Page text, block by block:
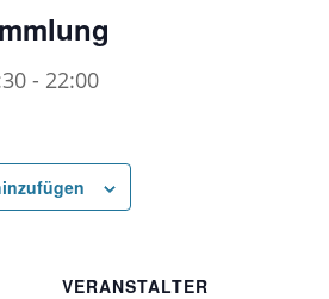
- 22:00
VERANSTALTER